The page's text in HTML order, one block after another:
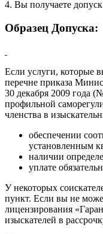
4. Вы получаете
Образец Допуска:
Если услуги, которые
перечне приказа
30 декабря 2009 года
профильной
членства в
обеспечении
установленным
наличии
уплате
У некоторых
пункт. Если вы не
лицензирования
изыскателей в